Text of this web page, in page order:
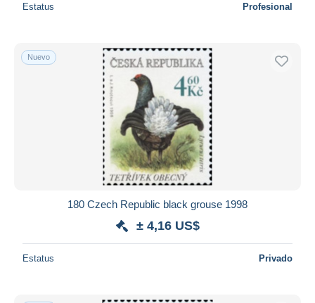
Estatus Profesional
Nuevo
180 Czech Republic black grouse 1998
± 4,16 US$
Estatus Privado